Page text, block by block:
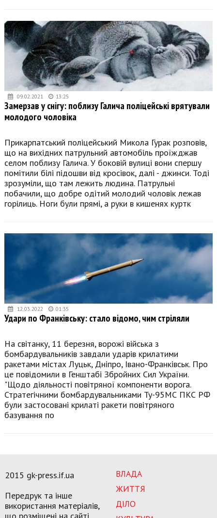
09.02.2021 13:25
Замерзав у снігу: поблизу Галича поліцейські врятували
молодого чоловіка
Прикарпатський поліцейський Микола Гурак розповів,
що на вихідних патрульний автомобіль проїжджав
селом поблизу Галича. У боковій вулиці вони спершу
помітили білі підошви від кросівок, далі - джинси. Тоді
зрозуміли, що там лежить людина. Патрульні
побачили, що добре одітий молодий чоловік лежав
горілиць. Ноги були прямі, а руки в кишенях куртк
12.03.2022 01:35
Удари по Франківську: стало відомо, чим стріляли
На світанку, 11 березня, ворожі війська з
бомбардувальників завдали ударів крилатими
ракетами містах Луцьк, Дніпро, Івано-Франківськ. Про
це повідомили в Генштабі Збройних Сил України.
"Щодо діяльності повітряної компоненти ворога.
Стратегічними бомбардувальниками Ту-95МС ПКС РФ
були застосовані крилаті ракети повітряного
базування по
ВЛАДА
ЖИТТЯ
ДІЛО
2015 gk-press.if.ua
Передрук та інше
використання матеріалів,
що розміщені на сайті